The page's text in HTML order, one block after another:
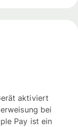
aktiviert
bei
Pay ist ein